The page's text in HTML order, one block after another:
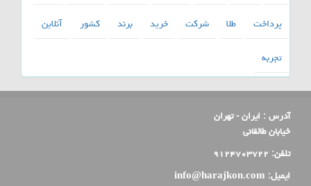
پرداخت
طلا شركت خرید برند كشور
آنلاین
تجربه
آدرس : ایران - تهران
خیابان طالقانی
تلفن: ۹۱۲۴۷۰۳۷۲۲
ایمیل: info@harajkon.com